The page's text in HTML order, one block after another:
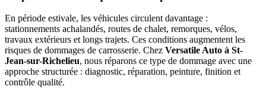
En période estivale, les véhicules circulent davantage :
stationnements achalandés, routes de chalet, remorques, vélos,
travaux extérieurs et longs trajets. Ces conditions augmentent les
risques de dommages de carrosserie. Chez Versatile Auto à St-
Jean-sur-Richelieu, nous réparons ce type de dommage avec une
approche structurée : diagnostic, réparation, peinture, finition et
contrôle qualité.